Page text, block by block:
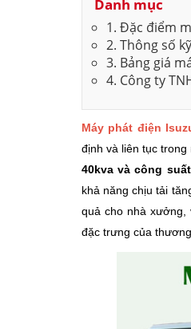
Danh mục
1. Đặc điểm
2. Thông số
3. Bảng giá
4. Công ty
Máy phát điện
định và liên tục
40kva và công
khả năng chịu tải
quả cho nhà xưởng,
đặc trưng của